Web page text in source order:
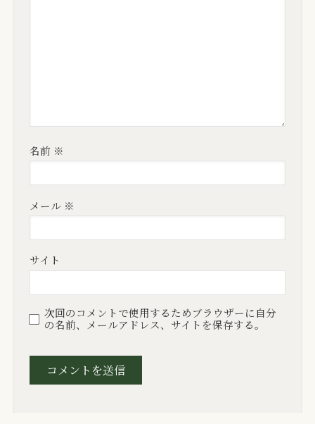
名前 ※
メール ※
サイト
次回のコメントで使用するためブラウザーに自分
の名前、メールアドレス、サイトを保存する。